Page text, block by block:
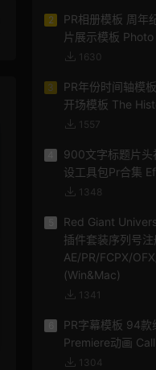
2
PR相册模板 周年
片展示模板
1630
3
PR年份时间轴模
开场模板 The
1557
900文字标题片头
设工具包Pr合集
1348
Red Giant
插件套装序列号
AE/PR/FCPX/
(Win&Mac)
1341
PR字幕模板 94款
Premiere动画
1304